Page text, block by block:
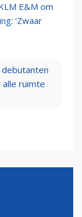
E&M om
‘Zwaar
alle ruimte